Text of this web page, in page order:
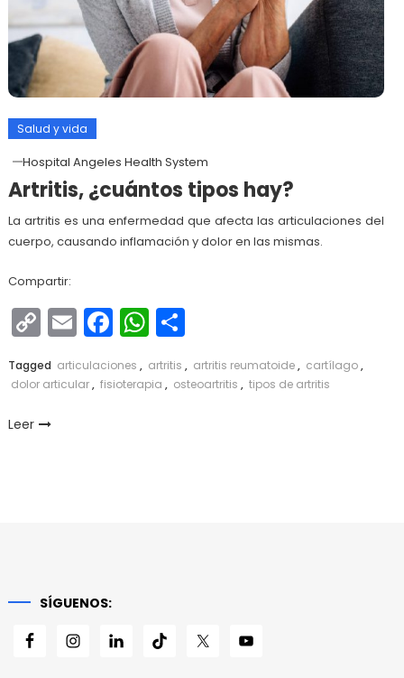
Salud y vida
Hospital Angeles Health System
Artritis, ¿cuántos tipos hay?
La artritis es una enfermedad que afecta las articulaciones del
cuerpo, causando inflamación y dolor en las mismas.
Compartir:
Copy
Link
EmailFacebook
WhatsApp
Compartir
Tagged articulaciones , artritis , artritis reumatoide, cartílago,
dolor articular, fisioterapia , osteoartritis , tipos de artritis
Leer
SÍGUENOS: